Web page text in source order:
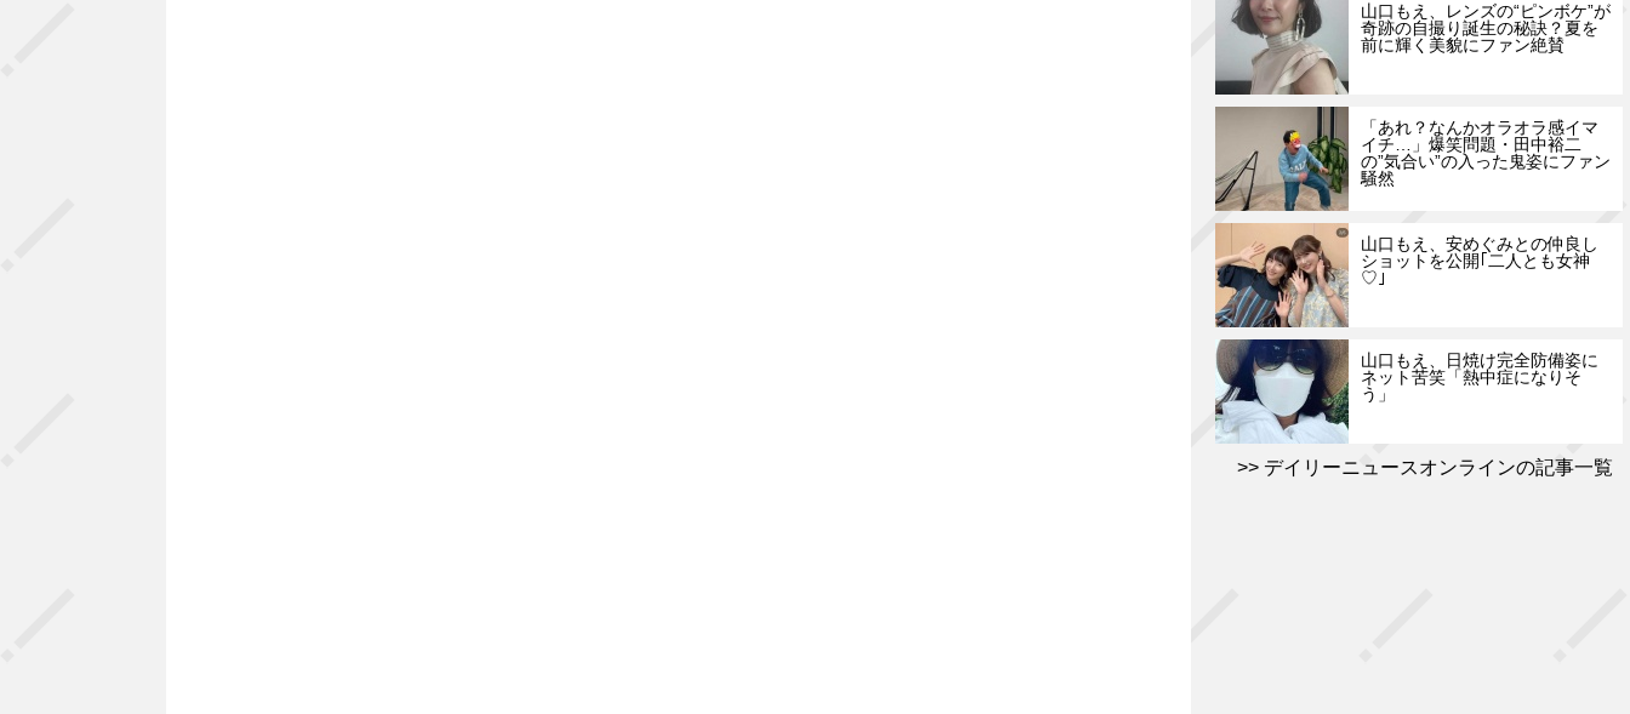
山口もえ、レンズの“ピンボケ”が
奇跡の自撮り誕生の秘訣？夏を
前に輝く美貌にファン絶賛
「あれ？なんかオラオラ感イマ
イチ…」爆笑問題・田中裕二
の”気合い”の入った鬼姿にファン
騒然
山口もえ、安めぐみとの仲良し
ショットを公開｢二人とも女神
♡｣
山口もえ、日焼け完全防備姿に
ネット苦笑「熱中症になりそ
う」
デイリーニュースオンラインの記事一覧